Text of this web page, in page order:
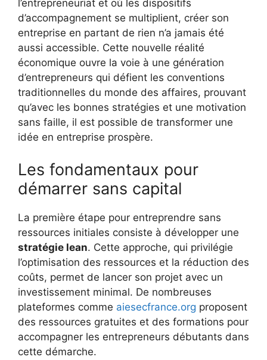
l’entrepreneuriat et où les dispositifs
d’accompagnement se multiplient, créer son
entreprise en partant de rien n’a jamais été
aussi accessible. Cette nouvelle réalité
économique ouvre la voie à une génération
d’entrepreneurs qui défient les conventions
traditionnelles du monde des affaires, prouvant
qu’avec les bonnes stratégies et une motivation
sans faille, il est possible de transformer une
idée en entreprise prospère.
Les fondamentaux pour
démarrer sans capital
La première étape pour entreprendre sans
ressources initiales consiste à développer une
stratégie lean. Cette approche, qui privilégie
l’optimisation des ressources et la réduction des
coûts, permet de lancer son projet avec un
investissement minimal. De nombreuses
plateformes comme aiesecfrance.org proposent
des ressources gratuites et des formations pour
accompagner les entrepreneurs débutants dans
cette démarche.